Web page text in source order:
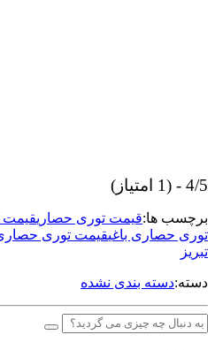
4/5 - (1 امتیاز)
برچسب ها:قیمت توری حصاریقیمت
توری حصاری باغیقیمت توری حصاری
تبریز
دسته:دسته بندی نشده